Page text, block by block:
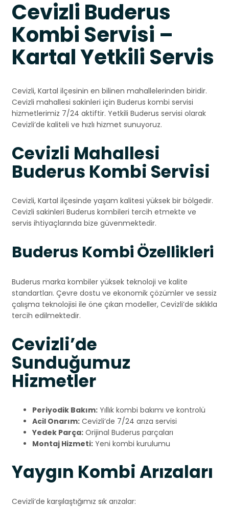
Cevizli Buderus
Kombi Servisi –
Kartal Yetkili Servis
Cevizli, Kartal ilçesinin en bilinen mahallelerinden biridir.
Cevizli mahallesi sakinleri için Buderus kombi servisi
hizmetlerimiz 7/24 aktiftir. Yetkili Buderus servisi olarak
Cevizli’de kaliteli ve hızlı hizmet sunuyoruz.
Cevizli Mahallesi
Buderus Kombi Servisi
Cevizli, Kartal ilçesinde yaşam kalitesi yüksek bir bölgedir.
Cevizli sakinleri Buderus kombileri tercih etmekte ve
servis ihtiyaçlarında bize güvenmektedir.
Buderus Kombi Özellikleri
Buderus marka kombiler yüksek teknoloji ve kalite
standartları. Çevre dostu ve ekonomik çözümler ve sessiz
çalışma teknolojisi ile öne çıkan modeller, Cevizli’de sıklıkla
tercih edilmektedir.
Cevizli’de
Sunduğumuz
Hizmetler
Periyodik Bakım: Yıllık kombi bakımı ve kontrolü
Acil Onarım: Cevizli’de 7/24 arıza servisi
Yedek Parça: Orijinal Buderus parçaları
Montaj Hizmeti: Yeni kombi kurulumu
Yaygın Kombi Arızaları
Cevizli’de karşılaştığımız sık arızalar: